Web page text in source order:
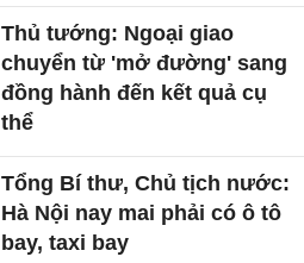
Thủ tướng: Ngoại giao
chuyển từ 'mở đường' sang
đồng hành đến kết quả cụ
thể
Tổng Bí thư, Chủ tịch nước:
Hà Nội nay mai phải có ô tô
bay, taxi bay